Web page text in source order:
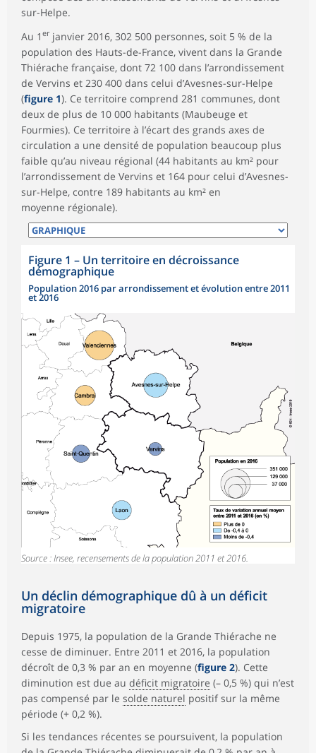
sur-Helpe.
Au 1 erjanvier 2016, 302 500 personnes, soit 5 % de la
population des Hauts-de-France, vivent dans la Grande
Thiérache française, dont 72 100 dans l’arrondissement
de Vervins et 230 400 dans celui d’Avesnes-sur-Helpe
(figure 1). Ce territoire comprend 281 communes, dont
deux de plus de 10 000 habitants (Maubeuge et
Fourmies). Ce territoire à l’écart des grands axes de
circulation a une densité de population beaucoup plus
faible qu’au niveau régional (44 habitants au km² pour
l’arrondissement de Vervins et 164 pour celui d’Avesnes-
sur-Helpe, contre 189 habitants au km² en
moyenne régionale).
Figure 1 – Un territoire en décroissance
démographique
Population 2016 par arrondissement et évolution entre 2011
et 2016
Source : Insee, recensements de la population 2011 et 2016.
Un déclin démographique dû à un déficit
migratoire
Depuis 1975, la population de la Grande Thiérache ne
cesse de diminuer. Entre 2011 et 2016, la population
décroît de 0,3 % par an en moyenne (figure 2). Cette
diminution est due au déficit migratoire (– 0,5 %) qui n’est
pas compensé par le solde naturel positif sur la même
période (+ 0,2 %).
Si les tendances récentes se poursuivent, la population